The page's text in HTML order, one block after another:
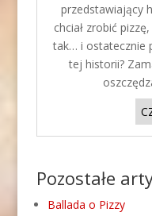
przedstawiający
chciał zrobić
tak… i ostatecznie
tej historii?
Pozostałe
Ballada o Pizzy